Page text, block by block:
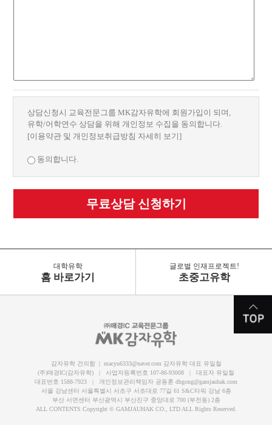
상담신청시 교육전문그룹 MK감자유학에 회원가입이 되며,
유학/어학연수 상담을 위해 개인정보 수집을 동의합니다.
[이용약관 및 개인정보취급방침 자세히 보기]
동의합니다.
무료상담 신청하기
대학유학
홈 바로가기
글로벌 인재프로젝트!
초중고유학
감자유학 건의함 | macyu6333@naver.com 감자유학 대표 유일철
(주)매경IC(감자유학) | 사업자등록번호 107-86-93008 | 대표자 유일철
대표번호 1588-7923 | 개인정보관리책임자 공동훈 dhgong@gamjauhak.com
서울 강남센터 서울특별시 서초구 서초대로 77길 61 S&C타워 강남 6층
부산 서면센터 부산광역시 부산진구 중앙대로 700 (부전동) 2층
ALL CONTENTS Copyright © GAMJAUHAK CO., LTD ALL Rights Reserved.